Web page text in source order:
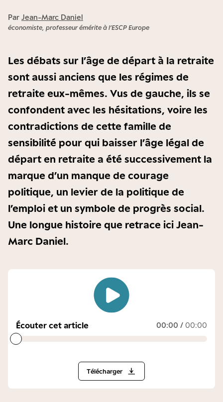
Par Jean-Marc Daniel
économiste, professeur émérite à l’ESCP Europe
Les débats sur l’âge de départ à la retraite
sont aussi anciens que les régimes de
retraite eux-mêmes. Vus de gauche, ils se
confondent avec les hésitations, voire les
contradictions de cette famille de
sensibilité pour qui baisser l’âge légal de
départ en retraite a été successivement la
marque d’un manque de courage
politique, un levier de la politique de
l’emploi et un symbole de progrès social.
Une longue histoire que retrace ici Jean-
Marc Daniel.
Écouter cet article 00:00 / 00:00
Télécharger